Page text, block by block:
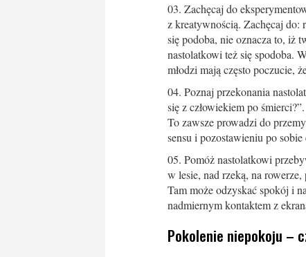
Zachęcaj do
z kreatywnością. Zachęcaj do:
się podoba, nie oznacza to, iż
nastolatkowi też się spodoba.
młodzi mają często poczucie,
Poznaj przekonania
się z człowiekiem po śmierci?”.
To zawsze prowadzi do
sensu i pozostawieniu po
Pomóż nastolatkowi
w lesie, nad rzeką, na
Tam może odzyskać spokój i
nadmiernym kontaktem z
Pokolenie niepokoju –